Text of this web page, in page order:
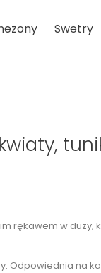
Swetry
rękawem w duży,
Odpowiednia na